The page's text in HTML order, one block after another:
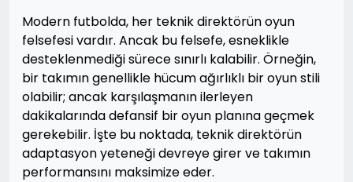
Modern futbolda, her teknik direktörün oyun
felsefesi vardır. Ancak bu felsefe, esneklikle
desteklenmediği sürece sınırlı kalabilir. Örneğin,
bir takımın genellikle hücum ağırlıklı bir oyun stili
olabilir; ancak karşılaşmanın ilerleyen
dakikalarında defansif bir oyun planına geçmek
gerekebilir. İşte bu noktada, teknik direktörün
adaptasyon yeteneği devreye girer ve takımın
performansını maksimize eder.